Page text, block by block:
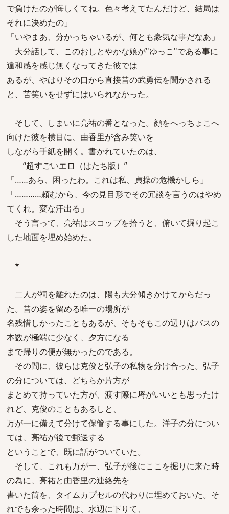
で負けたのが悔しくてね。色々考えてたんだけど、結局は
それに決めたの」
「いやまあ、分かっちゃいるが、何とも豪気な事だなあ」
大分話して、このおしとやかな娘が"ゆっこ"である事に
違和感を感じ無くなってきた彼では
あるが、やはりその口から直接昔の武勇伝を聞かされる
と、苦笑いをせずにはいられなかった。
そして、しまいに亮祐の番となった。顔をへっちょこへ
向けた彼を横目に、由香里が含み笑いを
しながら手紙を開く。書かれていたのは、
“超すごいエロ（はたち版）”
「……あら、困ったわ。これは私、貞操の危機かしら」
「…………頼むから、今の見目形でその冗談を言うのはやめ
てくれ。変な汗出る」
そう言って、亮祐はスコップを拾うと、俯いて掘り起こ
した地面を埋め始めた。
*
二人が祠を離れたのは、陽も大分傾きかけてからだっ
た。昔の姿を留める唯一の場所が
名残惜しかったこともあるが、そもそもこの辺りはバスの
本数が極端に少なく、夕方になる
まで帰りの便が無かったのである。
その間に、彼らは克俊と弘子の私物を分け合った。弘子
の分については、どちらか片方が
まとめて持っていた方が、渡す際に埒がいいとも思ったけ
れど、克俊のこともあるしと、
万が一に備えて分けて保管する事にした。洋子の分につい
ては、亮祐が後で郵送する
ということで、既に話がついていた。
そして、これも万が一、弘子が後にここを掘りに来た時
の為に、亮祐と由香里の連絡先を
書いた筒を、タイムカプセルの代わりに埋めておいた。そ
れでも余った時間は、水辺に下りて、